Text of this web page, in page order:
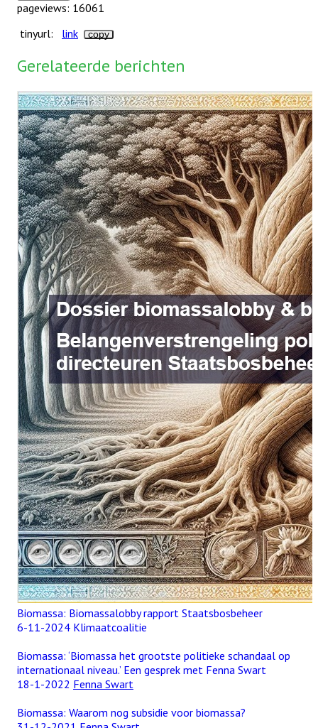
pageviews: 16061
tinyurl:
link copy
Gerelateerde berichten
Biomassa: Biomassalobby rapport Staatsbosbeheer
6-11-2024 Klimaatcoalitie
Biomassa: ‘Biomassa het grootste politieke schandaal op
internationaal niveau.’ Een gesprek met Fenna Swart
18-1-2022 Fenna Swart
Biomassa: Waarom nog subsidie voor biomassa?